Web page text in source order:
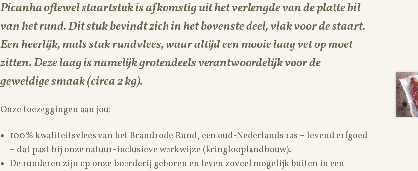
Picanha oftewel staartstuk is afkomstig uit het verlengde van de platte bil
van het rund. Dit stuk bevindt zich in het bovenste deel, vlak voor de staart.
Een heerlijk, mals stuk rundvlees, waar altijd een mooie laag vet op moet
zitten. Deze laag is namelijk grotendeels verantwoordelijk voor de
geweldige smaak (circa 2 kg).
Onze toezeggingen aan jou:
100% kwaliteitsvlees van het Brandrode Rund, een oud-Nederlands ras – levend erfgoed
– dat past bij onze natuur-inclusieve werkwijze (kringlooplandbouw).
De runderen zijn op onze boerderij geboren en leven zoveel mogelijk buiten in een